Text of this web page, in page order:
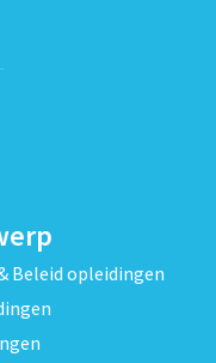
Beleid opleidingen